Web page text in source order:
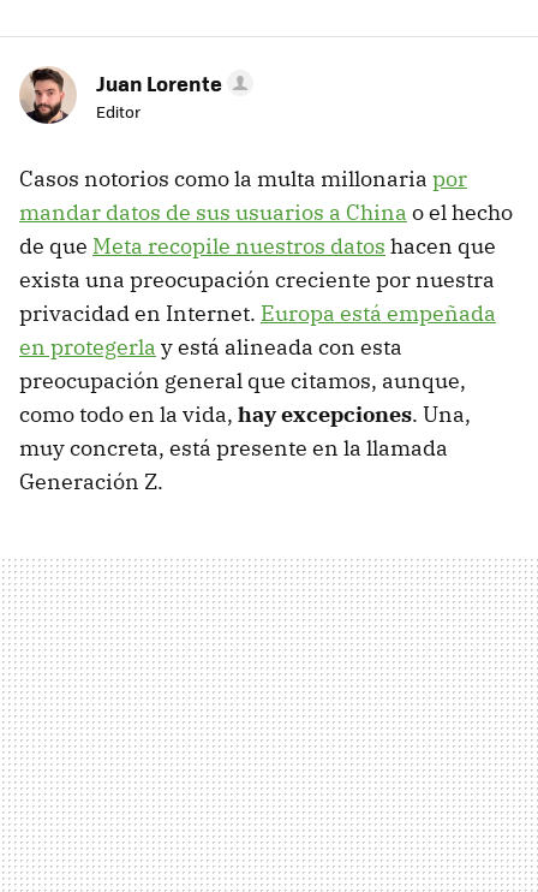
Juan Lorente
Editor
Casos notorios como la multa millonaria por
mandar datos de sus usuarios a China o el hecho
de que Meta recopile nuestros datos hacen que
exista una preocupación creciente por nuestra
privacidad en Internet. Europa está empeñada
en protegerla y está alineada con esta
preocupación general que citamos, aunque,
como todo en la vida, hay excepciones. Una,
muy concreta, está presente en la llamada
Generación Z.